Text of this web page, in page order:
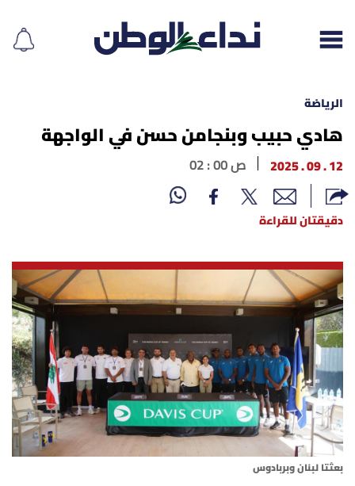
إقرأ الجريدة
لبنان
نداء اليوم
محليات
أسرار
متفرقات
نداء القرّاء
الرياضة
هادي حبيب وبنجامن حسن في الواجهة
12 . 09 . 2025 02 : 00 ص
دقيقتان للقراءة
بعثتا لبنان وبربادوس